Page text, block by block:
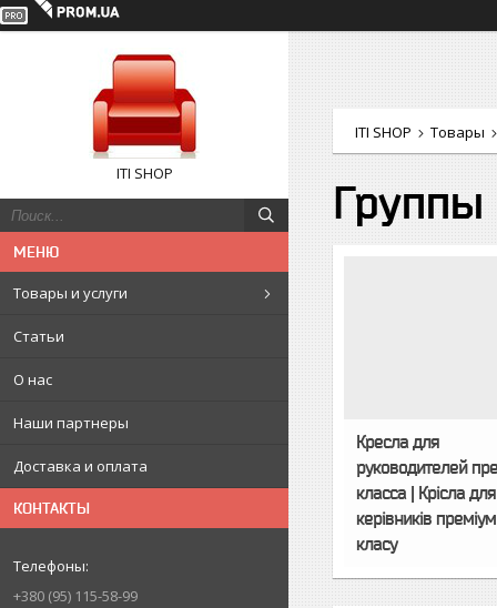
ITI SHOP
Товары и услуги
Статьи
О нас
Наши партнеры
Доставка и оплата
КОНТАКТЫ
+380 95 115-58-99
ITI SHOP Товары
Группы
Кресла для
руководителей
класса | Крісла для
керівників преміум
класу